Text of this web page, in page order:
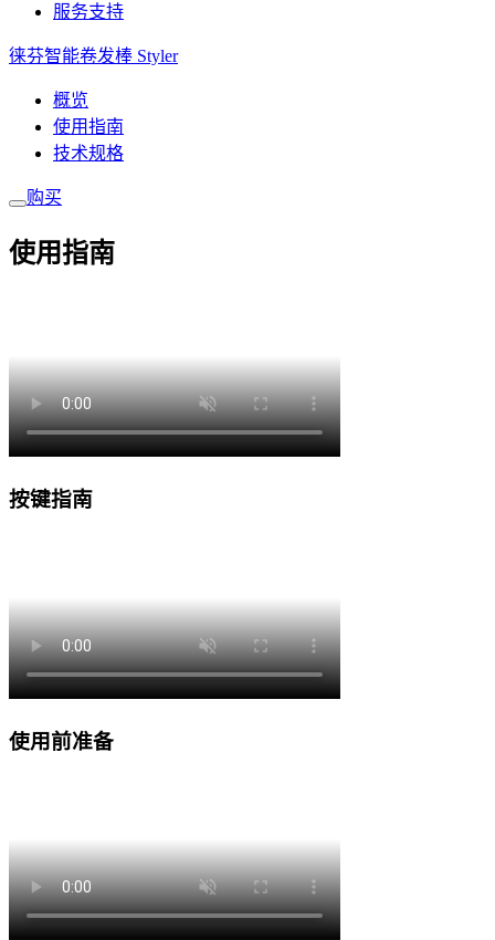
服务支持
徕芬智能卷发棒 Styler
概览
使用指南
技术规格
购买
使用指南
按键指南
使用前准备